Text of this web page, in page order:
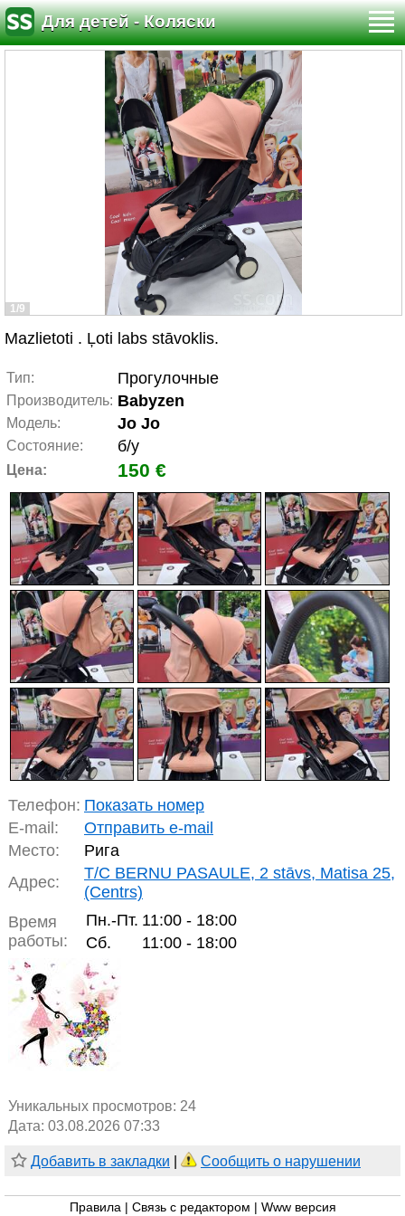
Для детей - Коляски
1/9
Mazlietoti . Ļoti labs stāvoklis.
Тип: Прогулочные
Производитель: Babyzen
Модель: Jo Jo
Состояние: б/у
Цена: 150 €
Телефон: Показать номер
E-mail:
Отправить e-mail
Место:
Рига
Адрес:
T/C BERNU PASAULE, 2 stāvs, Matisa 25,
(Centrs)
Время
работы:
Пн.-Пт. 11:00 - 18:00
Сб.
11:00 - 18:00
Уникальных просмотров: 24
Дата: 03.08.2026 07:33
Добавить в закладки Сообщить о нарушении
Правила Связь с редактором Www версия